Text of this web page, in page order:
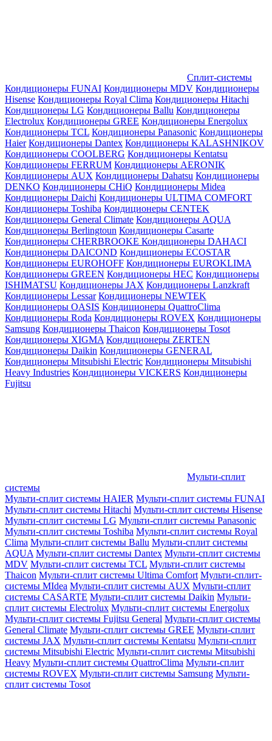
Сплит-системы
Кондиционеры FUNAI Кондиционеры MDV Кондиционеры
Hisense Кондиционеры Royal Clima Кондиционеры Hitachi
Кондиционеры LG Кондиционеры Ballu Кондиционеры
Electrolux Кондиционеры GREE Кондиционеры Energolux
Кондиционеры TCL Кондиционеры Panasonic Кондиционеры
Haier Кондиционеры Dantex Кондиционеры KALASHNIKOV
Кондиционеры СOOLBERG Кондиционеры Kentatsu
Кондиционеры FERRUM Кондиционеры AERONIK
Кондиционеры AUX Кондиционеры Dahatsu Кондиционеры
DENKO Кондиционеры CHiQ Кондиционеры Midea
Кондиционеры Daichi Кондиционеры ULTIMA COMFORT
Кондиционеры Toshiba Кондиционеры CENTEK
Кондиционеры General Climate Кондиционеры AQUA
Кондиционеры Berlingtoun Кондиционеры Casarte
Кондиционеры CHERBROOKE Кондиционеры DAHACI
Кондиционеры DAICOND Кондиционеры ECOSTAR
Кондиционеры EUROHOFF Кондиционеры EUROKLIMA
Кондиционеры GREEN Кондиционеры HEC Кондиционеры
ISHIMATSU Кондиционеры JAX Кондиционеры Lanzkraft
Кондиционеры Lessar Кондиционеры NEWTEK
Кондиционеры OASIS Кондиционеры QuattroClima
Кондиционеры Roda Кондиционеры ROVEX Кондиционеры
Samsung Кондиционеры Thaicon Кондиционеры Tosot
Кондиционеры XIGMA Кондиционеры ZERTEN
Кондиционеры Daikin Кондиционеры GENERAL
Кондиционеры Mitsubishi Electric Кондиционеры Mitsubishi
Heavy Industries Кондиционеры VICKERS Кондиционеры
Fujitsu
Мульти-сплит
системы
Мульти-сплит системы HAIER Мульти-сплит системы FUNAI
Мульти-сплит системы Hitachi Мульти-сплит системы Hisense
Мульти-сплит системы LG Мульти-сплит системы Panasonic
Мульти-сплит системы Toshiba Мульти-сплит системы Royal
Clima Мульти-сплит системы Ballu Мульти-сплит системы
AQUA Мульти-сплит системы Dantex Мульти-сплит системы
MDV Мульти-сплит системы TCL Мульти-сплит системы
Thaicon Мульти-сплит системы Ultima Comfort Мульти-сплит-
системы MIdea Мульти-сплит системы AUX Мульти-сплит
системы CASARTE Мульти-сплит системы Daikin Мульти-
сплит системы Electrolux Мульти-сплит системы Energolux
Мульти-сплит системы Fujitsu General Мульти-сплит системы
General Climate Мульти-сплит системы GREE Мульти-сплит
системы JAX Мульти-сплит системы Kentatsu Мульти-сплит
системы Mitsubishi Electric Мульти-сплит системы Mitsubishi
Heavy Мульти-сплит системы QuattroClima Мульти-сплит
системы ROVEX Мульти-сплит системы Samsung Мульти-
сплит системы Tosot